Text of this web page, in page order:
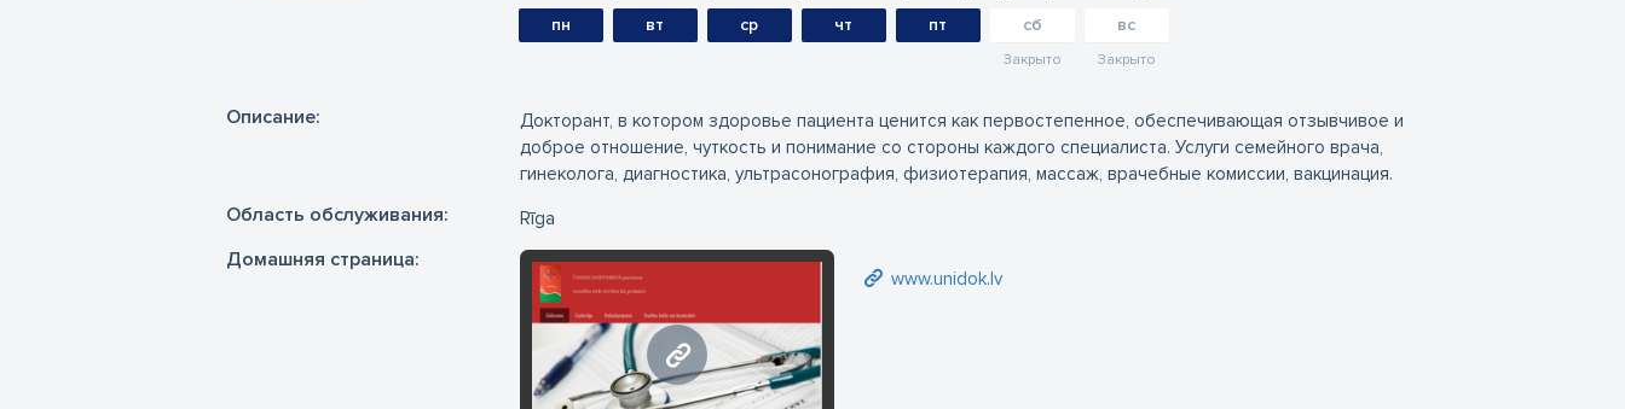
пн вт ср чт пт сб
Закрыто
вс
Закрыто
Oписание:
Докторант, в котором здоровье пациента ценится как первостепенное, обеспечивающая отзывчивое и
доброе отношение, чуткость и понимание со стороны каждого специалиста. Услуги семейного врача,
гинеколога, диагностика, ультрасонография, физиотерапия, массаж, врачебные комиссии, вакцинация.
Область обслуживания: Rīga
Домашняя страница:
www.unidok.lv
www.unidok.lv